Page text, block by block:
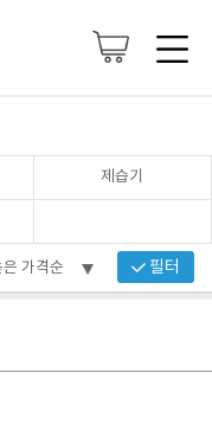
제습기
필터